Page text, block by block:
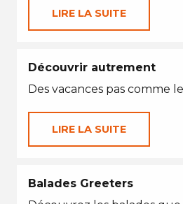
LIRE LA SUITE
Découvrir autrement
Des vacances pas comme
LIRE LA SUITE
Balades Greeters